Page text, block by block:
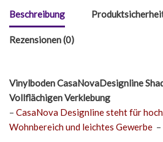
Beschreibung
Rezensionen (0)
Vinylboden CasaNovaDesignline
Vollflächigen Verklebung
– CasaNova Designline steht für
Wohnbereich und leichtes Gewerbe –